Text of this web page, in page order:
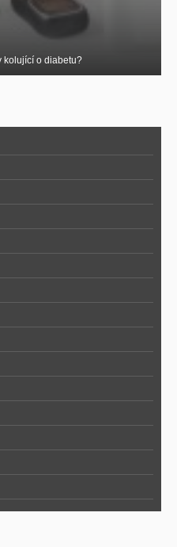
kolující o diabetu?